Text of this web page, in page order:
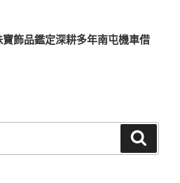
飾品鑑定深耕多年南屯機車借